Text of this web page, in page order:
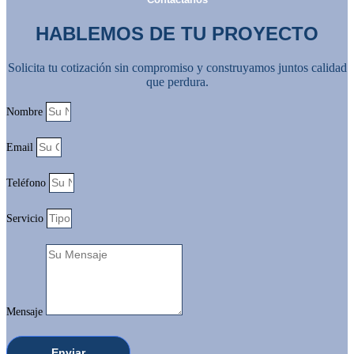
HABLEMOS DE TU PROYECTO
Solicita tu cotización sin compromiso y construyamos juntos calidad
que perdura.
Nombre
Email
Teléfono
Servicio
Mensaje